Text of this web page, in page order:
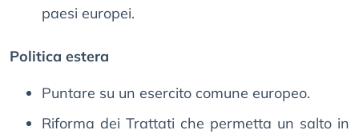
paesi europei.
Politica estera
Puntare su un esercito comune europeo.
Riforma dei Trattati che permetta un salto in